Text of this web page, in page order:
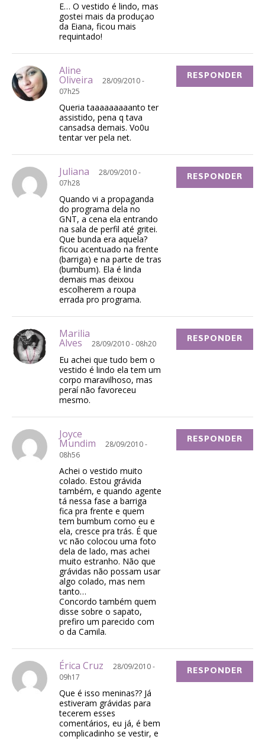
E… O vestido é lindo, mas
gostei mais da produçao
da Eiana, ficou mais
requintado!
Aline
Oliveira
28/09/2010 -
07h25
Queria taaaaaaaaanto ter
assistido, pena q tava
cansadsa demais. Vo0u
tentar ver pela net.
RESPONDER
Juliana
28/09/2010 -
07h28
Quando vi a propaganda
do programa dela no
GNT, a cena ela entrando
na sala de perfil até gritei.
Que bunda era aquela?
ficou acentuado na frente
(barriga) e na parte de tras
(bumbum). Ela é linda
demais mas deixou
escolherem a roupa
errada pro programa.
RESPONDER
Marilia
Alves 28/09/2010 - 08h20
Eu achei que tudo bem o
vestido é lindo ela tem um
corpo maravilhoso, mas
peraí não favoreceu
mesmo.
RESPONDER
Joyce
Mundim
28/09/2010 -
08h56
Achei o vestido muito
colado. Estou grávida
também, e quando agente
tá nessa fase a barriga
fica pra frente e quem
tem bumbum como eu e
ela, cresce pra trás. É que
vc não colocou uma foto
dela de lado, mas achei
muito estranho. Não que
grávidas não possam usar
algo colado, mas nem
tanto…
Concordo também quem
disse sobre o sapato,
prefiro um parecido com
o da Camila.
RESPONDER
Érica Cruz
28/09/2010 -
09h17
Que é isso meninas?? Já
estiveram grávidas para
tecerem esses
comentários, eu já, é bem
complicadinho se vestir, e
RESPONDER